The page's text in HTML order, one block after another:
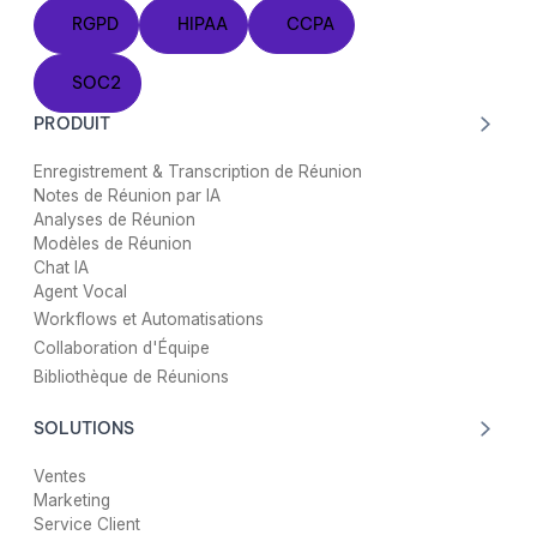
RGPD
RGPD
HIPAA
HIPAA
CCPA
CCPA
SOC2
SOC2
PRODUIT
Enregistrement & Transcription de Réunion
Notes de Réunion par IA
Analyses de Réunion
Modèles de Réunion
Chat IA
Agent Vocal
Workflows et Automatisations
Collaboration d'Équipe
Bibliothèque de Réunions
SOLUTIONS
Ventes
Marketing
Service Client